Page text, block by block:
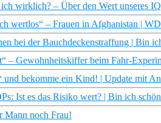
wirklich? – Über den Wert unseres
wertlos“ – Frauen in Afghanistan |
bei der Bauchdeckenstraffung | Bin
– Gewohnheitskiffer beim Fahr-
und bekomme ein Kind! | Update mit
Ist es das Risiko wert? | Bin ich
Mann noch Frau!